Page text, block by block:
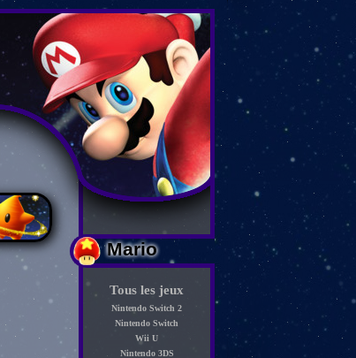
Mario
Tous les jeux
Nintendo Switch 2
Nintendo Switch
Wii U
Nintendo 3DS